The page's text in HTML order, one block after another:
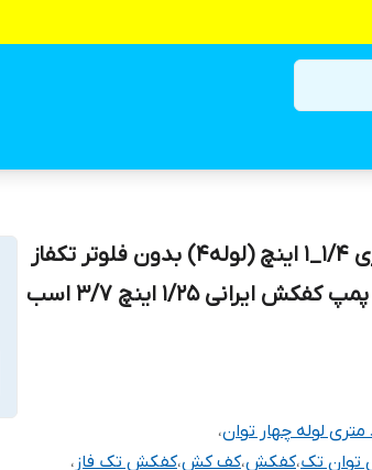
کف کش توان تک ۸۰ متری 1/4_1 اینچ (لوله4) بدون فلوتر تکفاز
خروجی بغل TMR80.4 | پمپ کفکش ایرانی 1/25 اینچ 3/7 اسب
لوله چهار توان،
تک،کفکش،کف کش،کفکش تک فاز ،